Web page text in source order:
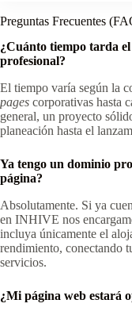
Preguntas Frecuentes
¿Cuánto tiempo tarda
profesional?
El tiempo varía según la
pages corporativas hasta
general, un proyecto
planeación hasta el
Ya tengo un dominio
página?
Absolutamente. Si ya
en INHIVE nos
incluya únicamente el
rendimiento, conectando
servicios.
¿Mi página web estará